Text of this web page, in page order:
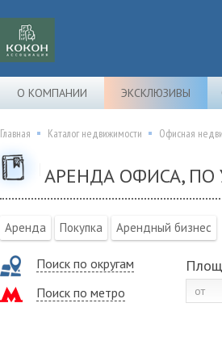
О КОМПАНИИ ЭКСКЛЮЗИВЫ
Главная Каталог недвижимости Офисная
АРЕНДА ОФИСА, ПО
Аренда Покупка Арендный бизнес
Поиск по округам
Поиск по метро